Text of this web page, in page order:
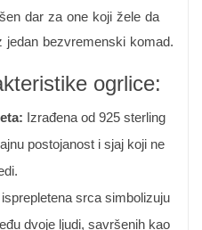
dar za one koji žele da
jedan bezvremenski komad.
ogrlice:
Izrađena od 925 sterling
postojanost i sjaj koji ne
srca simbolizuju
dvoje ljudi, savršenih kao